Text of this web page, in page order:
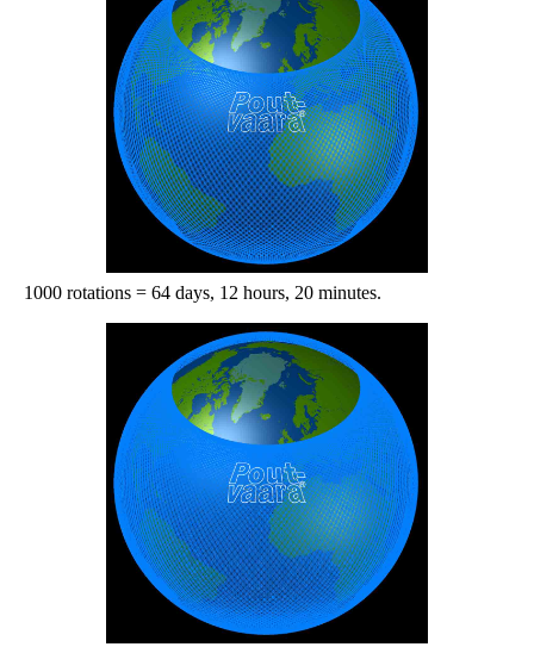
1000 rotations = 64 days, 12 hours, 20 minutes.